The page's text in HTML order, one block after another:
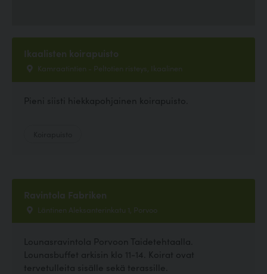
Ikaalisten koirapuisto
Kamraatintien - Peltotien risteys, Ikaalinen
Pieni siisti hiekkapohjainen koirapuisto.
Ravintola Fabriken
Läntinen Aleksanterinkatu 1, Porvoo
Lounasravintola Porvoon Taidetehtaalla.
Lounasbuffet arkisin klo 11-14. Koirat ovat
tervetulleita sisälle sekä terassille.